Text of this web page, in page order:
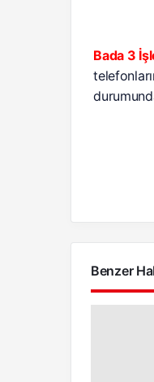
Bada 3
Benzer